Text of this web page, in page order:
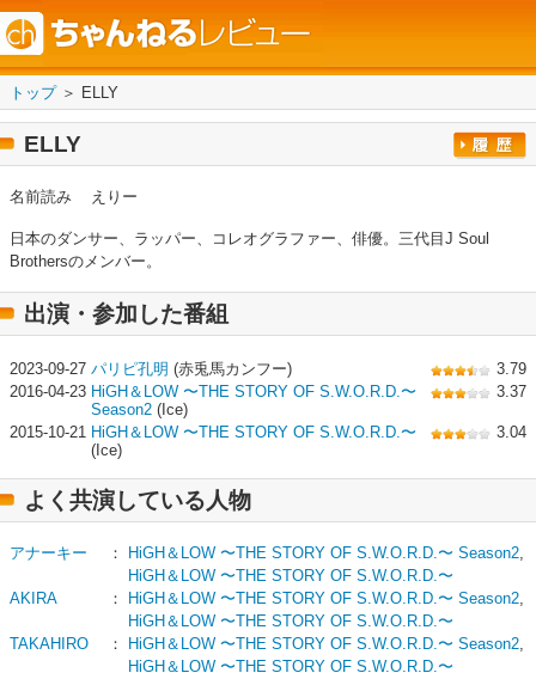
トップ＞ ELLY
ELLY
名前読み えりー
日本のダンサー、ラッパー、コレオグラファー、俳優。三代目J Soul
Brothersのメンバー。
出演・参加した番組
2023-09-27 パリピ孔明 (赤兎馬カンフー)
3.79
2016-04-23 HiGH＆LOW 〜THE STORY OF S.W.O.R.D.〜
Season2 (Ice)
3.37
2015-10-21 HiGH＆LOW 〜THE STORY OF S.W.O.R.D.〜
(Ice)
3.04
よく共演している人物
アナーキー ： HiGH＆LOW 〜THE STORY OF S.W.O.R.D.〜 Season2,
HiGH＆LOW 〜THE STORY OF S.W.O.R.D.〜
AKIRA
： HiGH＆LOW 〜THE STORY OF S.W.O.R.D.〜 Season2,
HiGH＆LOW 〜THE STORY OF S.W.O.R.D.〜
TAKAHIRO
： HiGH＆LOW 〜THE STORY OF S.W.O.R.D.〜 Season2,
HiGH＆LOW 〜THE STORY OF S.W.O.R.D.〜